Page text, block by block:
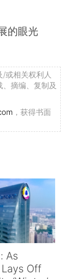
的眼光
或相关权利人
摘编、复制及
，获得书面
As
Off